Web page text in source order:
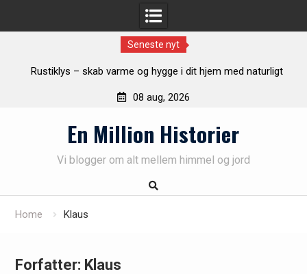
Seneste nyt
hygge i dit hjem med naturligt
Find det rette malerfirma i
08 aug, 2026
En Million Historier
Vi blogger om alt mellem himmel og jord
Home Klaus
Forfatter: Klaus